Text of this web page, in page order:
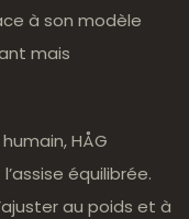
à son modèle
mais
HÅG
équilibrée.
au poids et à